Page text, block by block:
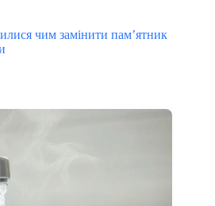
чим замінити пам’ятник